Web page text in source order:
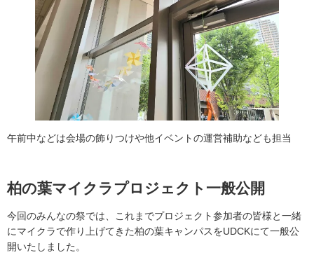
午前中などは会場の飾りつけや他イベントの運営補助なども担当
柏の葉マイクラプロジェクト一般公開
今回のみんなの祭では、これまでプロジェクト参加者の皆様と一緒
にマイクラで作り上げてきた柏の葉キャンパスをUDCKにて一般公
開いたしました。